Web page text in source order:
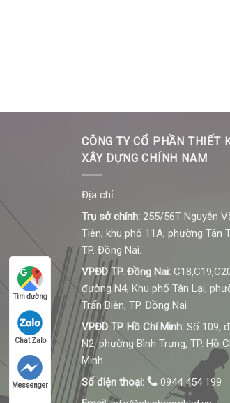
CÔNG TY CỔ PHẦN THIẾT
XÂY DỰNG CHÍNH NAM
Địa chỉ:
Trụ sở chính: 255/56T Nguyễn
Tiên, khu phố 11A, phường Tân
TP. Đồng Nai.
VPĐD TP. Đồng Nai:
đường N4, Khu phố Tân Lại,
Trấn Biên, TP. Đồng Nai
VPĐD TP. Hồ Chí Minh: Số 109,
N2, phường Bình Trưng, TP. Hồ
Minh
Số điện thoại:
0944 454 199
Tìm đường
Chat Zalo
Messenger